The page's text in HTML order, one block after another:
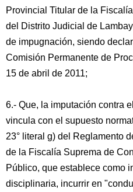
Provincial Titular de la
del Distrito Judicial de
de impugnación, siendo
Comisión Permanente de
15 de abril de 2011;
6.- Que, la imputación contra
vincula con el supuesto
23° literal g) del Reglamento
de la Fiscalía Suprema de
Público, que establece como
disciplinaria, incurrir en